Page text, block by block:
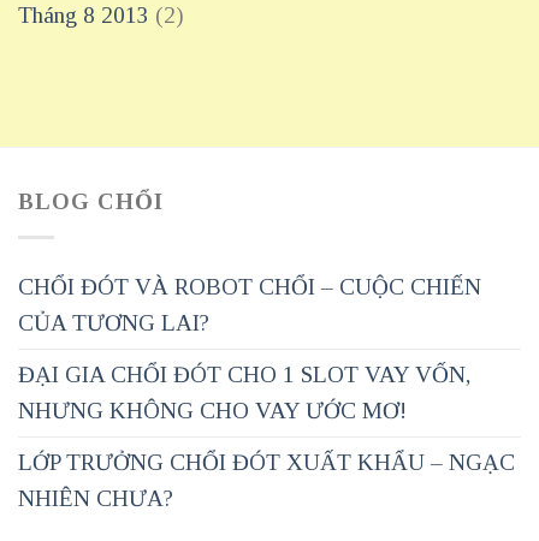
Tháng 8 2013 (2)
BLOG CHỔI
CHỔI ĐÓT VÀ ROBOT CHỔI – CUỘC CHIẾN
CỦA TƯƠNG LAI?
ĐẠI GIA CHỔI ĐÓT CHO 1 SLOT VAY VỐN,
NHƯNG KHÔNG CHO VAY ƯỚC MƠ!
LỚP TRƯỞNG CHỔI ĐÓT XUẤT KHẨU – NGẠC
NHIÊN CHƯA?